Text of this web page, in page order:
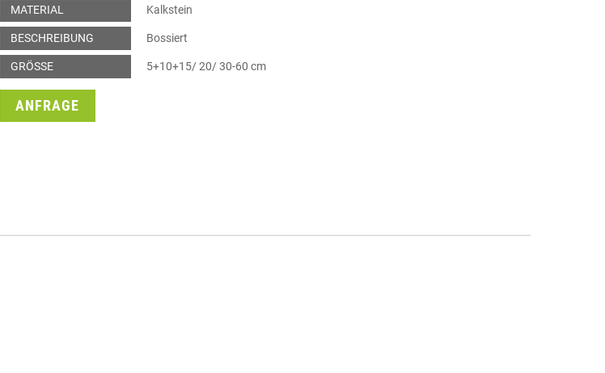
MATERIAL Kalkstein
BESCHREIBUNG Bossiert
GRÖSSE 5+10+15/ 20/ 30-60 cm
ANFRAGE